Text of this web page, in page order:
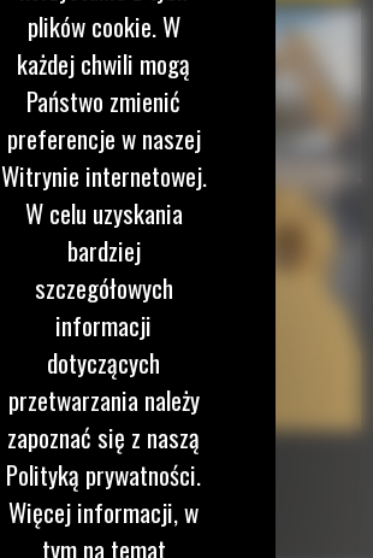
plików cookie. W
każdej chwili mogą
Państwo zmienić
preferencje w naszej
Witrynie internetowej.
W celu uzyskania
bardziej
szczegółowych
informacji
dotyczących
przetwarzania należy
zapoznać się z naszą
Polityką prywatności.
Więcej informacji, w
tym na temat